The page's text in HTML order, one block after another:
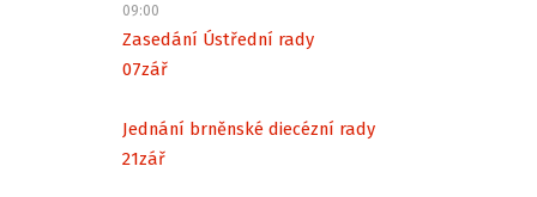
09:00
Zasedání Ústřední rady
07zář
Jednání brněnské diecézní rady
21zář